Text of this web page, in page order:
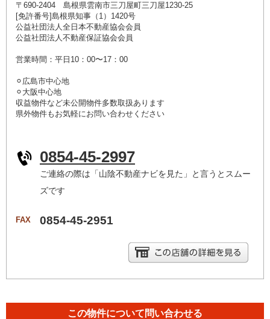
〒690-2404 島根県雲南市三刀屋町三刀屋1230-25
[免許番号]島根県知事（1）1420号
公益社団法人全日本不動産協会会員
公益社団法人不動産保証協会会員
営業時間：平日10：00〜17：00
⚪︎広島市中心地
⚪︎大阪中心地
収益物件など未公開物件多数取扱あります
県外物件もお気軽にお問い合わせください
0854-45-2997
ご連絡の際は「山陰不動産ナビを見た」と言うとスムー
ズです
FAX 0854-45-2951